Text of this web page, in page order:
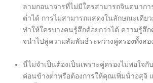
ลามกอนาจารที่ไม่มีใครสามารถจินตนาก
ต่ําได้ การไม่สามารถแสดงในลักษณะเดีย
ทําให้ใครบางคนรู้สึกด้อยกว่าได้ ความรู้สึก
จนําไปสู่ความสัมพันธ์ระหว่างคู่ครองทั้งสอ
นี่ไม่จําเป็นต้องเป็นเพราะคู่ครองไม่พอใจ
ค่อนข้างต่ําหรือต้องการให้คุณเพิ่มน้ําอสุจิ